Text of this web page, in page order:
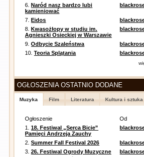
6.Naród nasz bardzo lubi
kamieniować
7.Eidos
8.Kwasożłopy w studiu im.
Agnieszki Osieckiej w Warszawie
9.Odbycie Szaleństwa
10.Teoria Splątania
OGŁOSZENIA OSTATNIO DODANE
Muzyka Film Literatura Kultura i sztuka
Ogłoszenie
Od
1.18. Festiwal „Serca Bicie”
Pamięci Andrzeja Zauchy
2.Summer Fall Festival 2026
3.26. Festiwal Ogrody Muzyczne